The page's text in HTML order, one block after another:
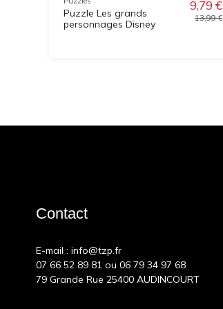
Puzzle Les grands
personnages Disney
9,79 €
13,99 €
Contact
E-mail : info@tzp.fr
07 66 52 89 81 ou 06 79 34 97 68
79 Grande Rue 25400 AUDINCOURT